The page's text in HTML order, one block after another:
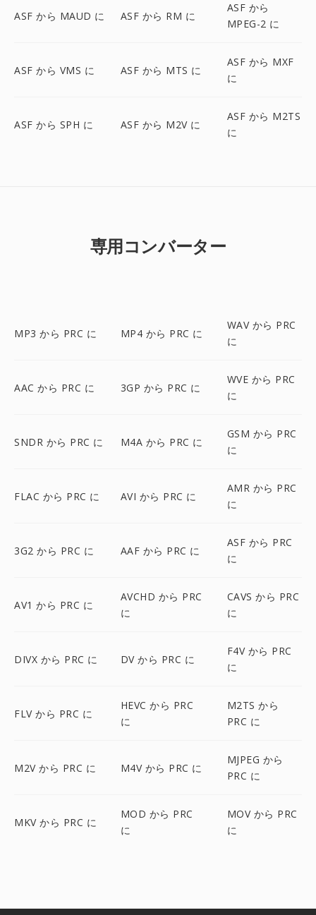
ASF から MAUD に ASF から RM に
ASF から
MPEG-2 に
ASF から VMS に ASF から MTS に
ASF から MXF
に
ASF から SPH に ASF から M2V に
ASF から M2TS
に
専用コンバーター
MP3 から PRC に MP4 から PRC に
WAV から PRC
に
AAC から PRC に 3GP から PRC に
WVE から PRC
に
SNDR から PRC に M4A から PRC に
GSM から PRC
に
FLAC から PRC に AVI から PRC に
AMR から PRC
に
3G2 から PRC に AAF から PRC に
ASF から PRC
に
AV1 から PRC に
AVCHD から PRC
に
CAVS から PRC
に
DIVX から PRC に DV から PRC に
F4V から PRC
に
FLV から PRC に
HEVC から PRC
に
M2TS から
PRC に
M2V から PRC に M4V から PRC に
MJPEG から
PRC に
MKV から PRC に
MOD から PRC
に
MOV から PRC
に